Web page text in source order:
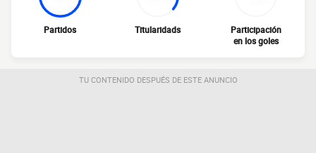
Partidos Titularidads
Participación
en los goles
TU CONTENIDO DESPUÉS DE ESTE ANUNCIO